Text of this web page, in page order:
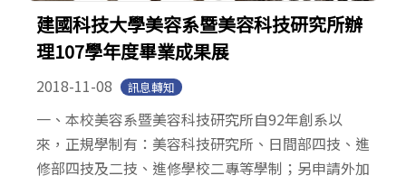
建國科技大學美容系暨美容科技研究所辦
理107學年度畢業成果展
2018-11-08 訊息轉知
一、本校美容系暨美容科技研究所自92年創系以
來，正規學制有：美容科技研究所、日間部四技、進
修部四技及二技、進修學校二專等學制；另申請外加